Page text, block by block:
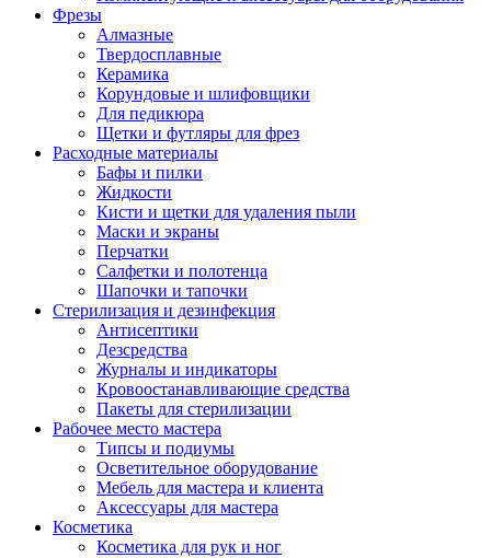
Фрезы
Алмазные
Твердосплавные
Керамика
Корундовые и шлифовщики
Для педикюра
Щетки и футляры для фрез
Расходные материалы
Бафы и пилки
Жидкости
Кисти и щетки для удаления пыли
Маски и экраны
Перчатки
Салфетки и полотенца
Шапочки и тапочки
Стерилизация и дезинфекция
Антисептики
Дезсредства
Журналы и индикаторы
Кровоостанавливающие средства
Пакеты для стерилизации
Рабочее место мастера
Типсы и подиумы
Осветительное оборудование
Мебель для мастера и клиента
Аксессуары для мастера
Косметика
Косметика для рук и ног